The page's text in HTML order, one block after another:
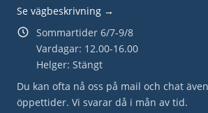
Se vägbeskrivning →
Sommartider 6/7-9/8
Vardagar: 12.00-16.00
Helger: Stängt
Du kan ofta nå oss på mail och chat
öppettider. Vi svarar då i mån av tid.